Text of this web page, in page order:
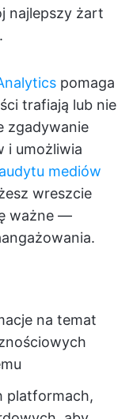
najlepszy żart
pomaga
trafiają lub nie
zgadywanie
i umożliwia
audytu mediów
wreszcie
ważne —
na temat
platformach,